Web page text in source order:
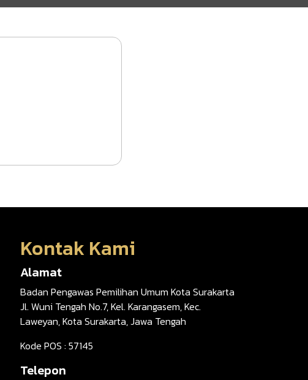
Kontak Kami
Alamat
Badan Pengawas Pemilihan Umum Kota Surakarta
Jl. Wuni Tengah No.7, Kel. Karangasem, Kec.
Laweyan, Kota Surakarta, Jawa Tengah
Kode POS : 57145
Telepon